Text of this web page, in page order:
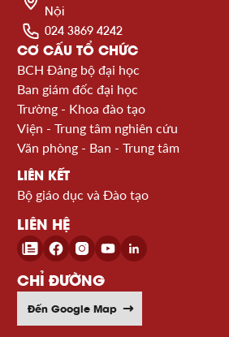
Nội
024 3869 4242
CƠ CẤU TỔ CHỨC
BCH Đảng bộ đại học
Ban giám đốc đại học
Trường - Khoa đào tạo
Viện - Trung tâm nghiên cứu
Văn phòng - Ban - Trung tâm
LIÊN KẾT
Bộ giáo dục và Đào tạo
LIÊN HỆ
CHỈ ĐƯỜNG
Đến Google Map